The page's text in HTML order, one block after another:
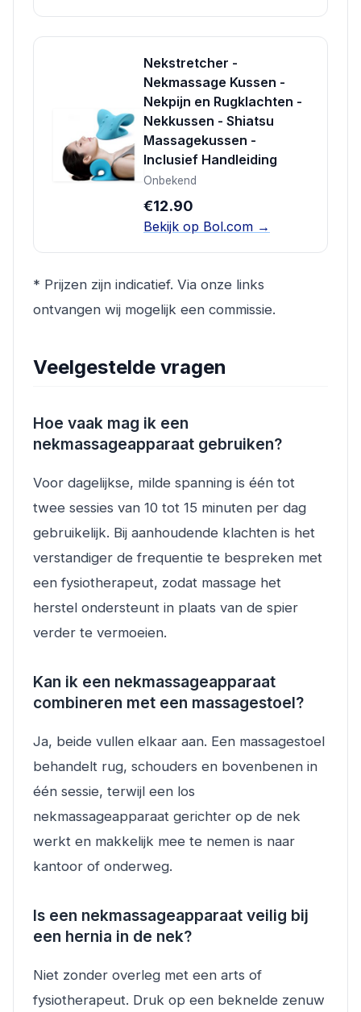
Nekstretcher -
Nekmassage Kussen -
Nekpijn en Rugklachten -
Nekkussen - Shiatsu
Massagekussen -
Inclusief Handleiding
Onbekend
€12.90
Bekijk op Bol.com →
* Prijzen zijn indicatief. Via onze links
ontvangen wij mogelijk een commissie.
Veelgestelde vragen
Hoe vaak mag ik een
nekmassageapparaat gebruiken?
Voor dagelijkse, milde spanning is één tot
twee sessies van 10 tot 15 minuten per dag
gebruikelijk. Bij aanhoudende klachten is het
verstandiger de frequentie te bespreken met
een fysiotherapeut, zodat massage het
herstel ondersteunt in plaats van de spier
verder te vermoeien.
Kan ik een nekmassageapparaat
combineren met een massagestoel?
Ja, beide vullen elkaar aan. Een massagestoel
behandelt rug, schouders en bovenbenen in
één sessie, terwijl een los
nekmassageapparaat gerichter op de nek
werkt en makkelijk mee te nemen is naar
kantoor of onderweg.
Is een nekmassageapparaat veilig bij
een hernia in de nek?
Niet zonder overleg met een arts of
fysiotherapeut. Druk op een beknelde zenuw